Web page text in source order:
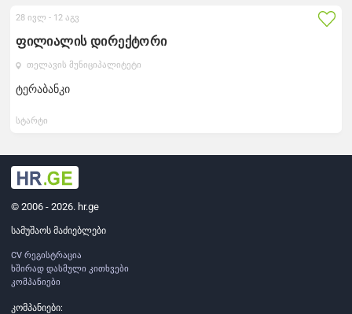
ფილიალის დირექტორი
თელავის მუნიციპალიტეტი
ტერაბანკი
28 ივლ - 12 აგვ
სტარტი
© 2006 - 2026. hr.ge
სამუშაოს მაძიებლები
CV რეგისტრაცია
ხშირად დასმული კითხვები
კომპანიები
კომპანიები: